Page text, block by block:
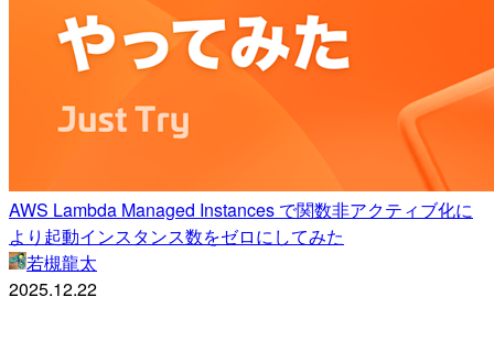
AWS Lambda Managed Instances で関数非アクティブ化に
より起動インスタンス数をゼロにしてみた
若槻龍太
2025.12.22